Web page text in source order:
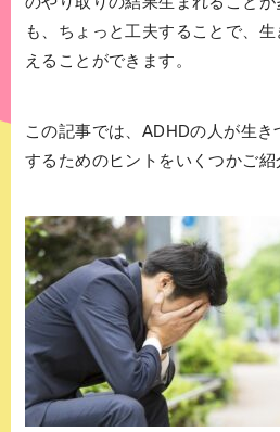
も、ちょっと工夫することで、
えることができます。
この記事では、ADHDの人が生き
するためのヒントをいくつかご紹